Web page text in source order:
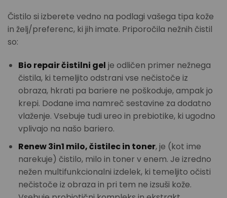
Čistilo si izberete vedno na podlagi vašega tipa kože
in želj/preferenc, ki jih imate. Priporočila nežnih čistil
so:
Bio repair čistilni gel je odličen primer nežnega
čistila, ki temeljito odstrani vse nečistoče iz
obraza, hkrati pa bariere ne poškoduje, ampak jo
krepi. Dodane ima namreč sestavine za dodatno
vlaženje. Vsebuje tudi ureo in prebiotike, ki ugodno
vplivajo na našo bariero.
Renew 3in1 milo, čistilec in toner, je (kot ime
narekuje) čistilo, milo in toner v enem. Je izredno
nežen multifunkcionalni izdelek, ki temeljito očisti
nečistoče iz obraza in pri tem ne izsuši kože.